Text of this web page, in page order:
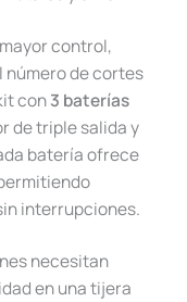
control,
de cortes
con3 baterías
de triple salida y
batería ofrece
interrupciones.
necesitan
en una tijera